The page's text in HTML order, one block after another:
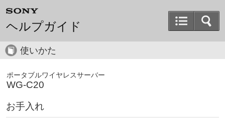
ヘルプガイド
使いかた
ポータブルワイヤレスサーバー
WG-C20
お手入れ